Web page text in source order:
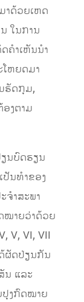
າດ້ວຍເຫດ
ໃນການ
ຄຳເຫັນນຳ
ຫຍດມາ
ຮັດກຸມ,
ງຕາມ
ນບົດຮຽນ
ປັນທຳຂອງ
ຈຳສະພາ
ໝາຍວ່າດ້ວຍ
V, VI, VII
ຜັດປ່ຽນກັນ
ນ ແລະ
ປຸງກົດໝາຍ